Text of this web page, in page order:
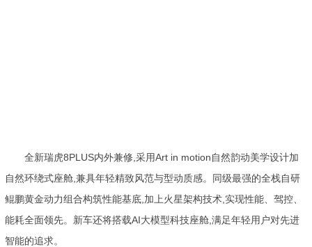
全新瑞虎8PLUS内外兼修,采用Art in motion自然韵动美学设计加
自然环绕式座舱,兼具年轻精致风范与型动质感。同级最强的全栈自研
鲲鹏黄金动力组合构筑性能基底,加上火星架构技术,实现性能、驾控、
能耗全面领先。新车还将搭载AI大模型科技座舱,满足年轻用户对先进
智能的追求。